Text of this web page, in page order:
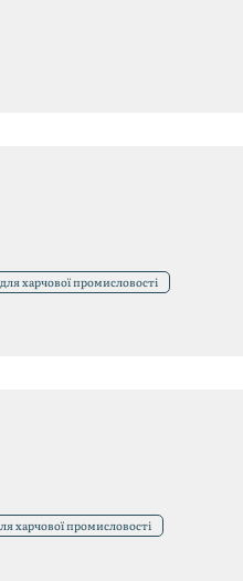
харчової промисловості
харчової промисловості